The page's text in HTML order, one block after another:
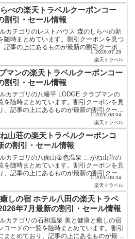
べの楽天トラベルクーポンコー
割引・セール情報
カテゴリのレストハウス 森のしらべの新
随時まとめています。割引クーポンを見つ
記事の上にあるものが最新の割引クーポン
宿泊の予約などで使えるクーポ...2026.07.28
楽天トラベル
マンの楽天トラベルクーポンコー
割引・セール情報
カテゴリの八幡平 LODGE クラブマンの
を随時まとめています。割引クーポンを見
、記事の上にあるものが最新の割引クーポ
2026.08.04
楽天トラベル
山荘の楽天トラベルクーポンコ
の割引・セール情報
カテゴリの八面山金色温泉 こがね山荘の
を随時まとめています。割引クーポンを見
記事の上にあるものが最新の割引クーポ
館宿泊の予約などで使えるクー...2026.08.04
楽天トラベル
しの宿 ホテル八田の楽天トラベ
年7月最新の割引・セール情報
カテゴリの石和温泉 美と健康と癒しの宿
ードの一覧を随時まとめています。割引
まとめており、記事の上にあるものが最新